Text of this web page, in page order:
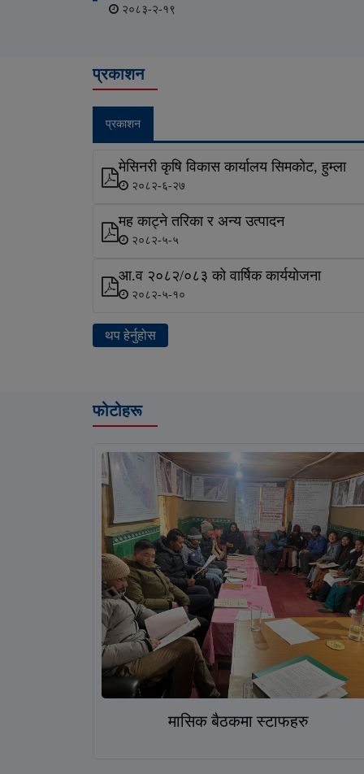
२०८३-२-१९
प्रकाशन
प्रकाशन
मेसिनरी कृषि विकास कार्यालय सिमकोट, हुम्ला
२०८२-६-२७
मह काट्ने तरिका र अन्य उत्पादन
२०८२-५-५
आ.व २०८२/०८३ को वार्षिक कार्ययोजना
२०८२-५-१०
थप हेर्नुहोस
फोटोहरू
मासिक बैठकमा स्टाफहरु